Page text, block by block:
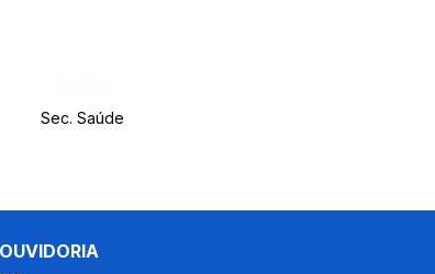
Sec. Saúde